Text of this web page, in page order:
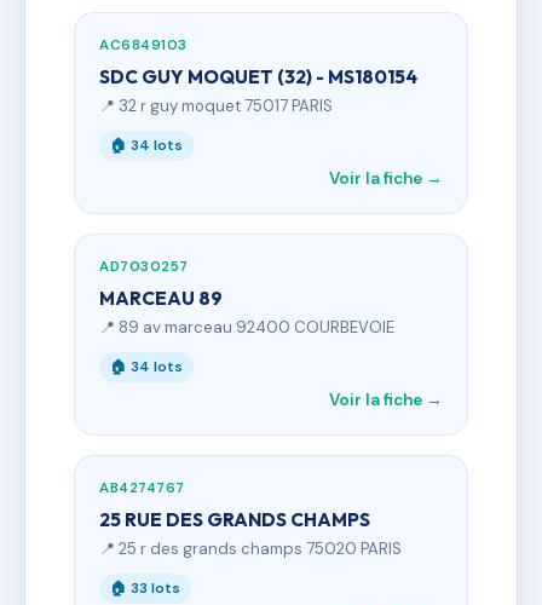
AC6849103
SDC GUY MOQUET (32) - MS180154
📍 32 r guy moquet 75017 PARIS
🏠 34 lots
Voir la fiche →
AD7030257
MARCEAU 89
📍 89 av marceau 92400 COURBEVOIE
🏠 34 lots
Voir la fiche →
AB4274767
25 RUE DES GRANDS CHAMPS
📍 25 r des grands champs 75020 PARIS
🏠 33 lots